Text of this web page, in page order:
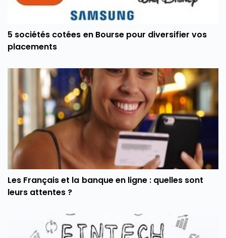
5 sociétés cotées en Bourse pour diversifier vos
placements
Les Français et la banque en ligne : quelles sont
leurs attentes ?